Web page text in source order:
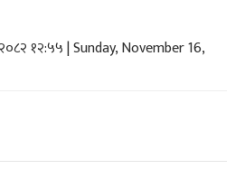
१२:५५ | Sunday, November 16,